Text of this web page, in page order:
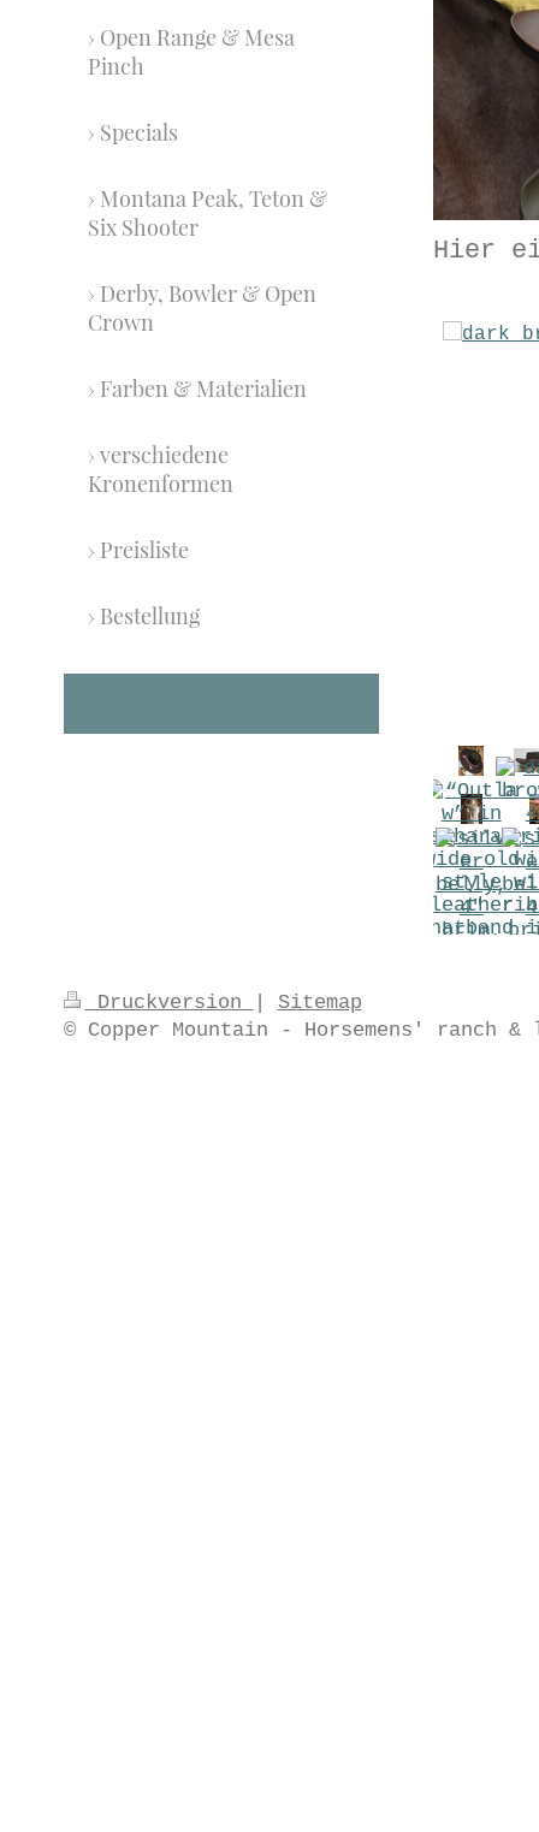
Hier
Open Range & Mesa
Pinch
Specials
Montana Peak, Teton &
Six Shooter
Derby, Bowler & Open
Crown
Farben & Materialien
verschiedene
Kronenformen
Preisliste
Bestellung
Druckversion
Sitemap
© Copper Mountain - Horsemens' ranch &